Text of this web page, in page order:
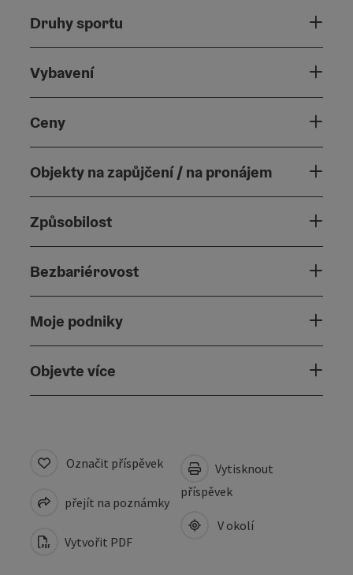
Druhy sportu
Vybavení
Ceny
Objekty na zapůjčení / na pronájem
Způsobilost
Bezbariérovost
Moje podniky
Objevte více
Označit příspěvek
přejít na poznámky
Vytvořit PDF
Vytisknout
příspěvek
V okolí